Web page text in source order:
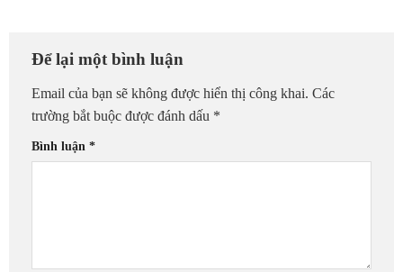
Để lại một bình luận
Email của bạn sẽ không được hiển thị công khai. Các
trường bắt buộc được đánh dấu *
Bình luận *